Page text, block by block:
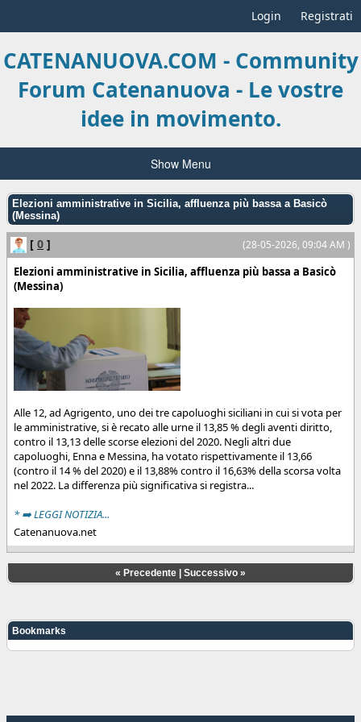
Login Registrati
CATENANUOVA.COM - Community
Forum Catenanuova - Le vostre
idee in movimento.
Show Menu
Elezioni amministrative in Sicilia, affluenza più bassa a Basicò
(Messina)
(28-05-2026, 09:04 AM )
[ 0 ]
Elezioni amministrative in Sicilia, affluenza più bassa a Basicò
(Messina)
Alle 12, ad Agrigento, uno dei tre capoluoghi siciliani in cui si vota per
le amministrative, si è recato alle urne il 13,85 % degli aventi diritto,
contro il 13,13 delle scorse elezioni del 2020. Negli altri due
capoluoghi, Enna e Messina, ha votato rispettivamente il 13,66
(contro il 14 % del 2020) e il 13,88% contro il 16,63% della scorsa volta
nel 2022. La differenza più significativa si registra...
* ➡️ LEGGI NOTIZIA...
Catenanuova.net
« Precedente Successivo »
Bookmarks